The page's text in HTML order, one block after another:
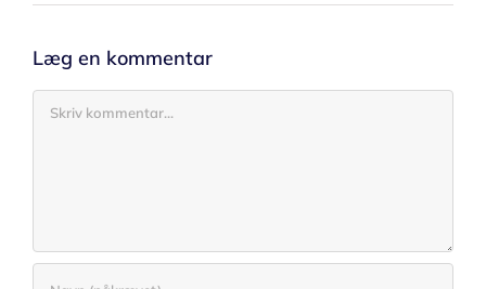
Læg en kommentar
Comment